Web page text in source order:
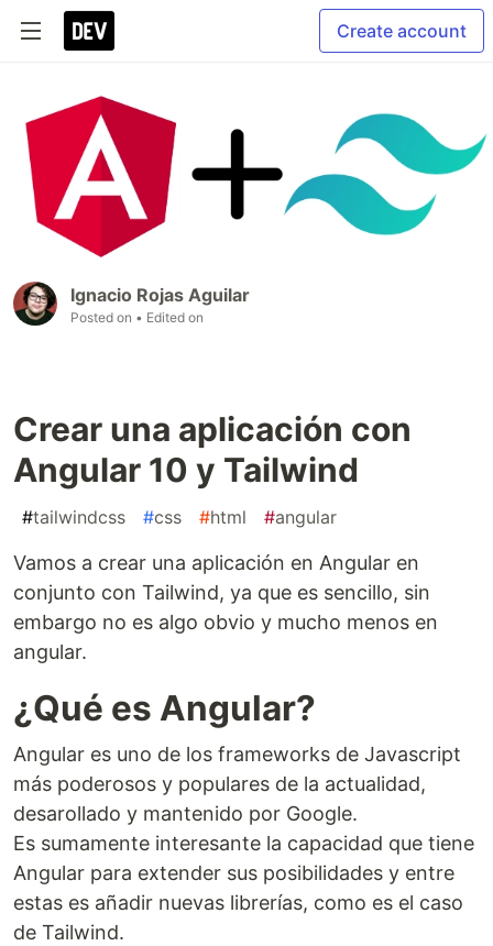
Create account
Ignacio Rojas Aguilar
Posted on • Edited on
Crear una aplicación con
Angular 10 y Tailwind
#tailwindcss #css #html #angular
Vamos a crear una aplicación en Angular en
conjunto con Tailwind, ya que es sencillo, sin
embargo no es algo obvio y mucho menos en
angular.
¿Qué es Angular?
Angular es uno de los frameworks de Javascript
más poderosos y populares de la actualidad,
desarollado y mantenido por Google.
Es sumamente interesante la capacidad que tiene
Angular para extender sus posibilidades y entre
estas es añadir nuevas librerías, como es el caso
de Tailwind.